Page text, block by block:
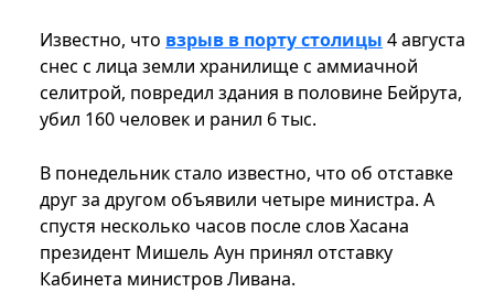
Известно, что взрыв в порту столицы 4 августа
снес с лица земли хранилище с аммиачной
селитрой, повредил здания в половине Бейрута,
убил 160 человек и ранил 6 тыс.
В понедельник стало известно, что об отставке
друг за другом объявили четыре министра. А
спустя несколько часов после слов Хасана
президент Мишель Аун принял отставку
Кабинета министров Ливана.